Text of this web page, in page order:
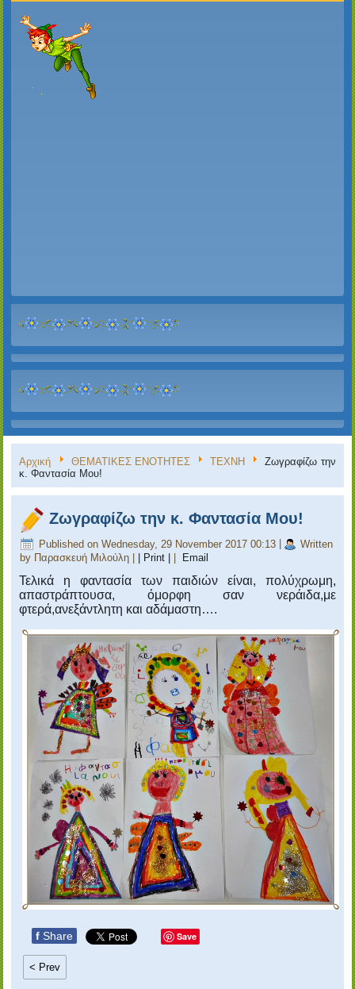
Αρχική ΘΕΜΑΤΙΚΕΣ ΕΝΟΤΗΤΕΣ ΤΕΧΝΗ
Ζωγραφίζω την
κ. Φαντασία Μου!
Ζωγραφίζω την κ. Φαντασία Μου!
Published on Wednesday, 29 November 2017 00:13
Written
by Παρασκευή Μιλούλη
| Print | Email
Τελικά η φαντασία των παιδιών είναι, πολύχρωμη,
απαστράπτουσα, όμορφη σαν νεράιδα,με
φτερά,ανεξάντλητη και αδάμαστη….
f Share Save
< Prev